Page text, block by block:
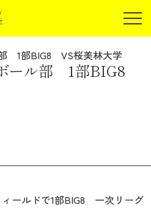
在学生の方
卒業生の方
JP
保証人の方
1部BIG8 VS桜美林大学
ール部 1部BIG8
ールドで1部BIG8 一次リーグ